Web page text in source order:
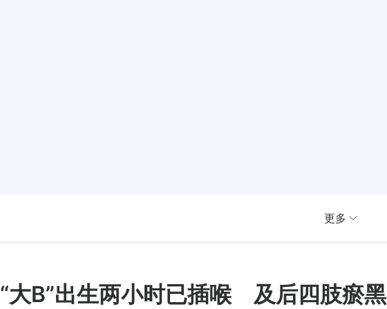
更多
B”出生两小时已插喉 及后四肢瘀黑